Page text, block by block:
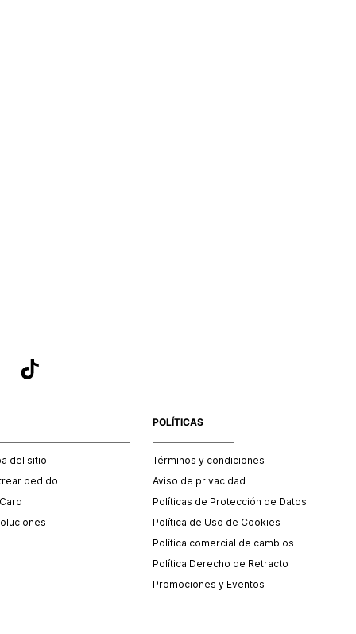
del sitio
pedido
POLÍTICAS
Términos y condiciones
Aviso de privacidad
Políticas de Protección de Datos
Política de Uso de Cookies
Política comercial de cambios
Política Derecho de Retracto
Promociones y Eventos